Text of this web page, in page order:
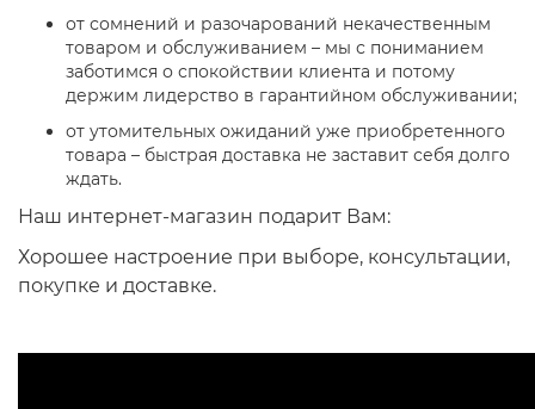
от сомнений и разочарований некачественным
товаром и обслуживанием – мы с пониманием
заботимся о спокойствии клиента и потому
держим лидерство в гарантийном обслуживании;
от утомительных ожиданий уже приобретенного
товара – быстрая доставка не заставит себя долго
ждать.
Наш интернет-магазин подарит Вам:
Хорошее настроение при выборе, консультации,
покупке и доставке.